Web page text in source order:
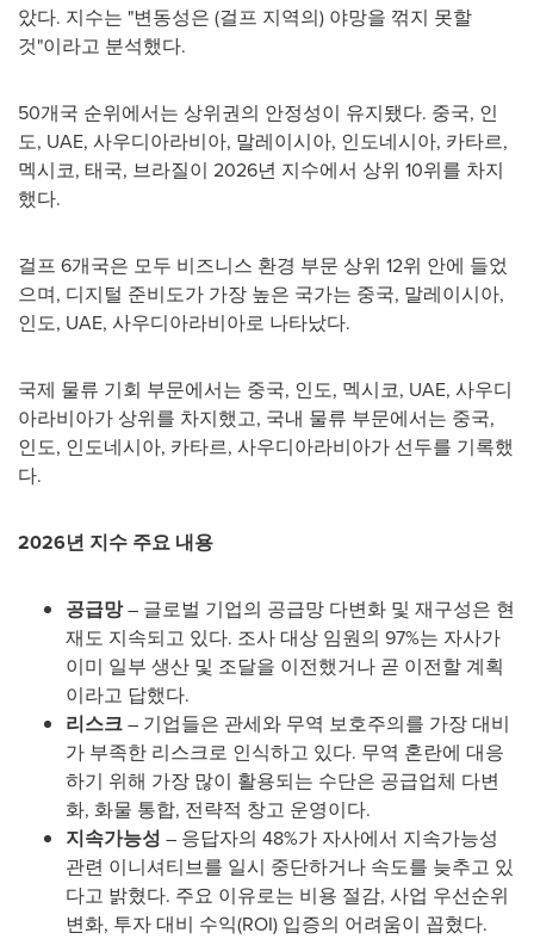
았다. 지수는 "변동성은 (걸프 지역의) 야망을 꺾지 못할
것"이라고 분석했다.
50개국 순위에서는 상위권의 안정성이 유지됐다. 중국, 인
도, UAE, 사우디아라비아, 말레이시아, 인도네시아, 카타르,
멕시코, 태국, 브라질이 2026년 지수에서 상위 10위를 차지
했다.
걸프 6개국은 모두 비즈니스 환경 부문 상위 12위 안에 들었
으며, 디지털 준비도가 가장 높은 국가는 중국, 말레이시아,
인도, UAE, 사우디아라비아로 나타났다.
국제 물류 기회 부문에서는 중국, 인도, 멕시코, UAE, 사우디
아라비아가 상위를 차지했고, 국내 물류 부문에서는 중국,
인도, 인도네시아, 카타르, 사우디아라비아가 선두를 기록했
다.
2026년 지수 주요 내용
공급망– 글로벌 기업의 공급망 다변화 및 재구성은 현
재도 지속되고 있다. 조사 대상 임원의 97%는 자사가
이미 일부 생산 및 조달을 이전했거나 곧 이전할 계획
이라고 답했다.
리스크– 기업들은 관세와 무역 보호주의를 가장 대비
가 부족한 리스크로 인식하고 있다. 무역 혼란에 대응
하기 위해 가장 많이 활용되는 수단은 공급업체 다변
화, 화물 통합, 전략적 창고 운영이다.
지속가능성 – 응답자의 48%가 자사에서 지속가능성
관련 이니셔티브를 일시 중단하거나 속도를 늦추고 있
다고 밝혔다. 주요 이유로는 비용 절감, 사업 우선순위
변화, 투자 대비 수익(ROI) 입증의 어려움이 꼽혔다.